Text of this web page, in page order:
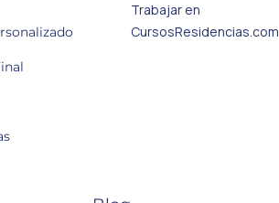
Trabajar en
CursosResidencias.com